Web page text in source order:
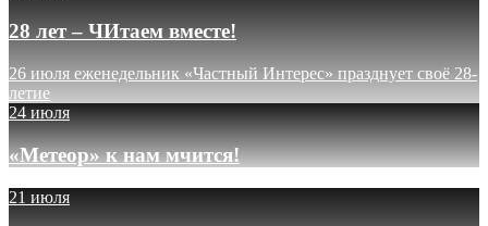
28 лет – ЧИтаем вместе!
26 июля еженедельник «Частный Интерес» празднует своё 28-
летие
24 июля
«Метеор» к нам мчится!
21 июля